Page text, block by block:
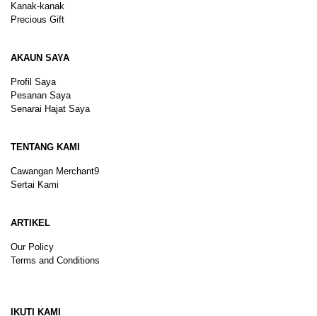
Kanak-kanak
Precious Gift
AKAUN SAYA
Profil Saya
Pesanan Saya
Senarai Hajat Saya
TENTANG KAMI
Cawangan Merchant9
Sertai Kami
ARTIKEL
Our Policy
Terms and Conditions
IKUTI KAMI